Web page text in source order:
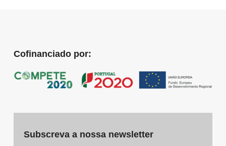
Cofinanciado por:
Subscreva a nossa newsletter